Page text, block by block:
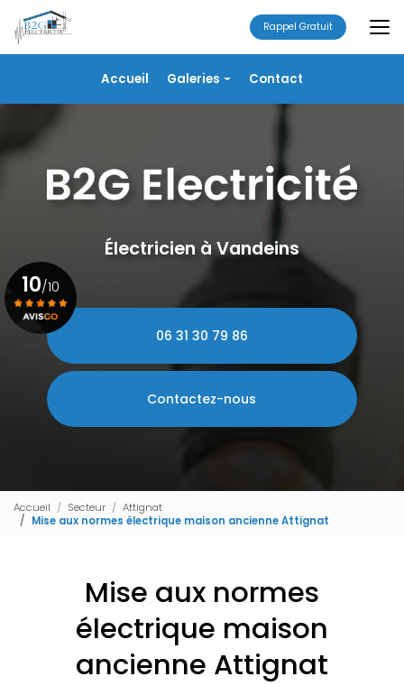
au
contenu
principal
Accueil Galeries
Chauffage/VMC
Portails
Contact
Rappel Gratuit
Électricien à Vandeins
06 31 30 79 86
Contactez-nous
10/10
Voir le certificat
Accueil Secteur
Attignat
Mise aux normes électrique maison ancienne Attignat
Mise aux normes
électrique maison
ancienne Attignat